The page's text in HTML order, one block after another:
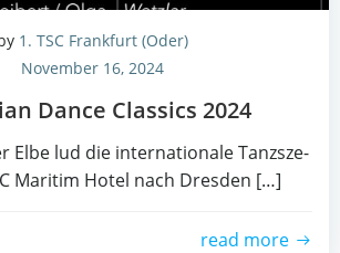
1. TSC Frankfurt (Oder)
November 16, 2024
Dance Clas­sics 2024
Elbe lud die inter­na­tio­na­le Tanzsze­
Mari­tim Hotel nach Dres­den […]
read more